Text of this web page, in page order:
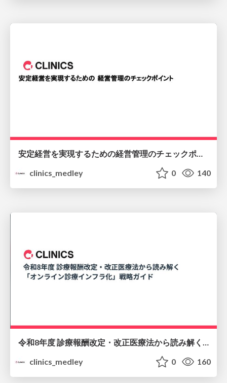
clinics_medley
0 140
令和8年度 診療報酬改定・改正医療法から読み解く 「オンライン診療インフラ化」戦略ガイド
clinics_medley
0 160